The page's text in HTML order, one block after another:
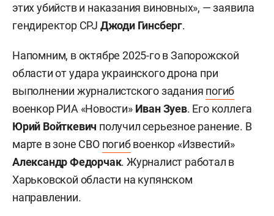
этих убийств и наказания виновных», — заявила
гендиректор CPJ Джоди Гинсберг.
Напомним, в октябре 2025-го в Запорожской
области от удара украинского дрона при
выполнении журналистского задания погиб
военкор РИА «Новости» Иван Зуев. Его коллега
Юрий Войткевич получил серьезное ранение. В
марте в зоне СВО погибвоенкор «Известий»
Александр Федорчак. Журналист работал в
Харьковской области на купянском
направлении.